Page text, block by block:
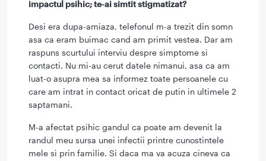
impactul psihic; te-ai simtit stigmatizat?
Desi era dupa-amiaza, telefonul m-a trezit din somn
asa ca eram buimac cand am primit vestea. Dar am
raspuns scurtului interviu despre simptome si
contacti. Nu mi-au cerut datele nimanui, asa ca am
luat-o asupra mea sa informez toate persoanele cu
care am intrat in contact oricat de putin in ultimele 2
saptamani.
M-a afectat psihic gandul ca poate am devenit la
randul meu sursa unei infectii printre cunostintele
mele si prin familie. Si daca ma va acuza cineva ca